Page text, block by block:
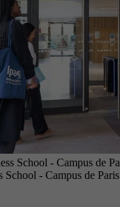
School - Campus de Paris